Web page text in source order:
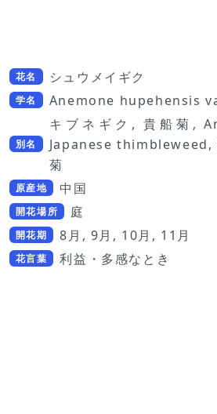
花名 シュウメイギク
学名 Anemone hupehensis
別名
キブネギク, 貴船菊,
Japanese thimbleweed,
菊
原産地 中国
開花場所 庭
開花期 8月, 9月, 10月, 11月
花言葉 利益・多感なとき